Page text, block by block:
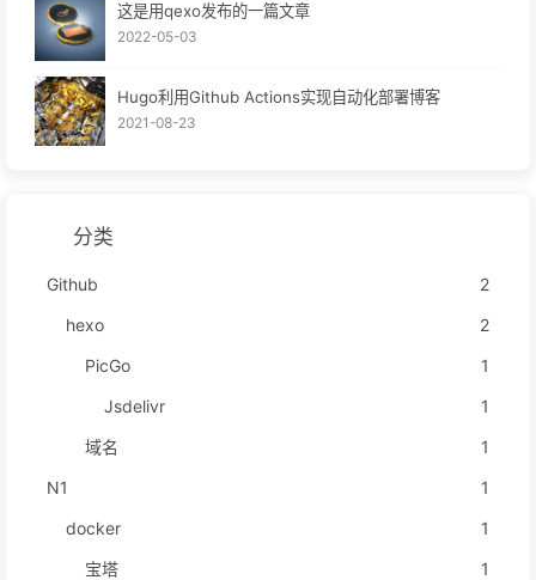
这是用qexo发布的一篇文章
2022-05-03
Hugo利用Github Actions实现自动化部署博客
2021-08-23
分类
Github
2
hexo
2
PicGo
1
Jsdelivr
1
域名
1
N1
1
docker
1
宝塔
1